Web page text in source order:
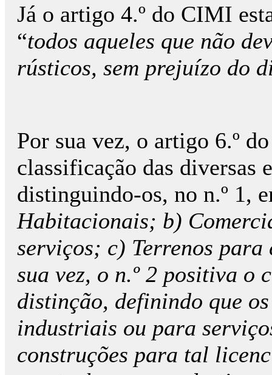
Já o artigo 4.º do CIMI
“todos aqueles que não
rústicos, sem prejuízo do
Por sua vez, o artigo 6.º
classificação das diversas
distinguindo-os, no n.º 1,
Habitacionais; b)
serviços; c) Terrenos
sua vez, o n.º 2 positiva
distinção, definindo que
industriais ou para
construções para tal